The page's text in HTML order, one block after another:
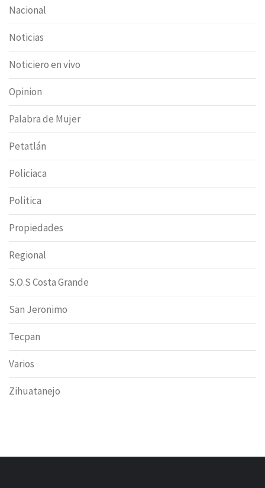
Nacional
Noticias
Noticiero en vivo
Opinion
Palabra de Mujer
Petatlán
Policiaca
Politica
Propiedades
Regional
S.O.S Costa Grande
San Jeronimo
Tecpan
Varios
Zihuatanejo